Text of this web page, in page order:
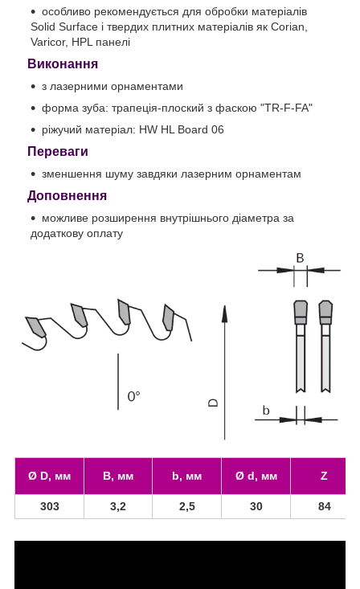
особливо рекомендується для обробки матеріалів
Solid Surface і твердих плитних матеріалів як Corian,
Varicor, HPL панелі
Виконання
з лазерними орнаментами
форма зуба: трапеція-плоский з фаскою "TR-F-FA"
ріжучий матеріал: HW HL Board 06
Переваги
зменшення шуму завдяки лазерним орнаментам
Доповнення
можливе розширення внутрішнього діаметра за
додаткову оплату
Ø D, мм B, мм b, мм Ø d, мм Z
303 3,2 2,5 30 84